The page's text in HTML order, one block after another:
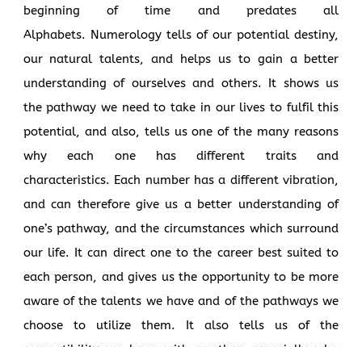
beginning of time and predates all
Alphabets. Numerology tells of our potential destiny,
our natural talents, and helps us to gain a better
understanding of ourselves and others. It shows us
the pathway we need to take in our lives to fulfil this
potential, and also, tells us one of the many reasons
why each one has different traits and
characteristics. Each number has a different vibration,
and can therefore give us a better understanding of
one’s pathway, and the circumstances which surround
our life. It can direct one to the career best suited to
each person, and gives us the opportunity to be more
aware of the talents we have and of the pathways we
choose to utilize them. It also tells us of the